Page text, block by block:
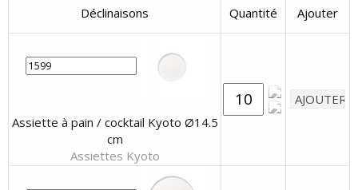
Déclinaisons Quantité Ajouter
Assiette à pain / cocktail Kyoto Ø14.5
cm
Assiettes Kyoto